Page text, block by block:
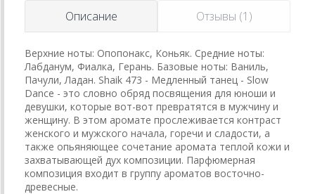
Описание Отзывы (1)
Верхние ноты: Опопонакс, Коньяк. Средние ноты:
Лабданум, Фиалка, Герань. Базовые ноты: Ваниль,
Пачули, Ладан. Shaik 473 - Медленный танец - Slow
Dance - это словно обряд посвящения для юноши и
девушки, которые вот-вот превратятся в мужчину и
женщину. В этом аромате прослеживается контраст
женского и мужского начала, горечи и сладости, а
также опьяняющее сочетание аромата теплой кожи и
захватывающей дух композиции. Парфюмерная
композиция входит в группу ароматов восточно-
древесные.